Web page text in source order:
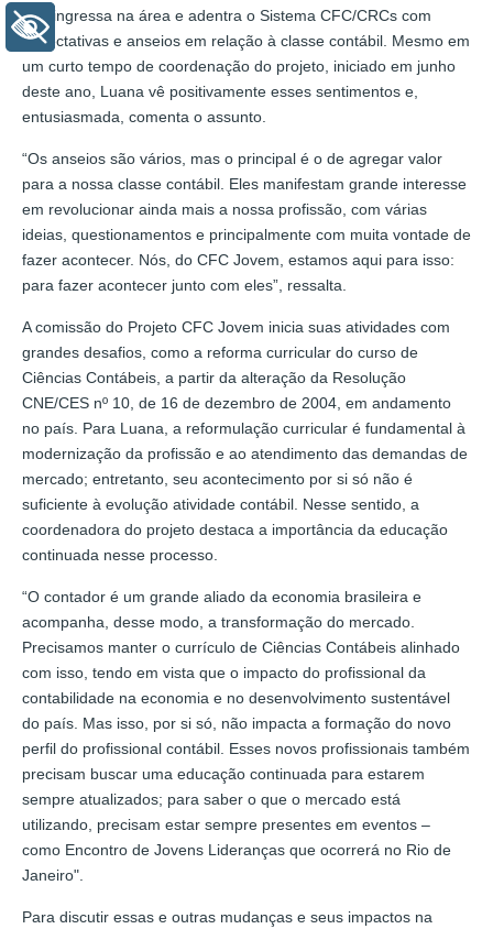
que ingressa na área e adentra o Sistema CFC/CRCs com
expectativas e anseios em relação à classe contábil. Mesmo em
um curto tempo de coordenação do projeto, iniciado em junho
deste ano, Luana vê positivamente esses sentimentos e,
entusiasmada, comenta o assunto.
“Os anseios são vários, mas o principal é o de agregar valor
para a nossa classe contábil. Eles manifestam grande interesse
em revolucionar ainda mais a nossa profissão, com várias
ideias, questionamentos e principalmente com muita vontade de
fazer acontecer. Nós, do CFC Jovem, estamos aqui para isso:
para fazer acontecer junto com eles”, ressalta.
A comissão do Projeto CFC Jovem inicia suas atividades com
grandes desafios, como a reforma curricular do curso de
Ciências Contábeis, a partir da alteração da Resolução
CNE/CES nº 10, de 16 de dezembro de 2004, em andamento
no país. Para Luana, a reformulação curricular é fundamental à
modernização da profissão e ao atendimento das demandas de
mercado; entretanto, seu acontecimento por si só não é
suficiente à evolução atividade contábil. Nesse sentido, a
coordenadora do projeto destaca a importância da educação
continuada nesse processo.
“O contador é um grande aliado da economia brasileira e
acompanha, desse modo, a transformação do mercado.
Precisamos manter o currículo de Ciências Contábeis alinhado
com isso, tendo em vista que o impacto do profissional da
contabilidade na economia e no desenvolvimento sustentável
do país. Mas isso, por si só, não impacta a formação do novo
perfil do profissional contábil. Esses novos profissionais também
precisam buscar uma educação continuada para estarem
sempre atualizados; para saber o que o mercado está
utilizando, precisam estar sempre presentes em eventos –
como Encontro de Jovens Lideranças que ocorrerá no Rio de
Janeiro".
Para discutir essas e outras mudanças e seus impactos na
+ Acessibilidade